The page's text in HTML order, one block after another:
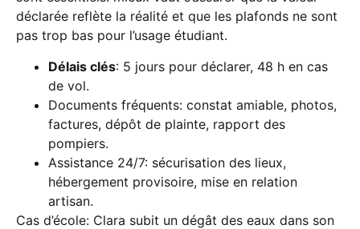
déclarée reflète la réalité et que les plafonds ne sont
pas trop bas pour l’usage étudiant.
Délais clés: 5 jours pour déclarer, 48 h en cas
de vol.
Documents fréquents: constat amiable, photos,
factures, dépôt de plainte, rapport des
pompiers.
Assistance 24/7: sécurisation des lieux,
hébergement provisoire, mise en relation
artisan.
Cas d’école: Clara subit un dégât des eaux dans son